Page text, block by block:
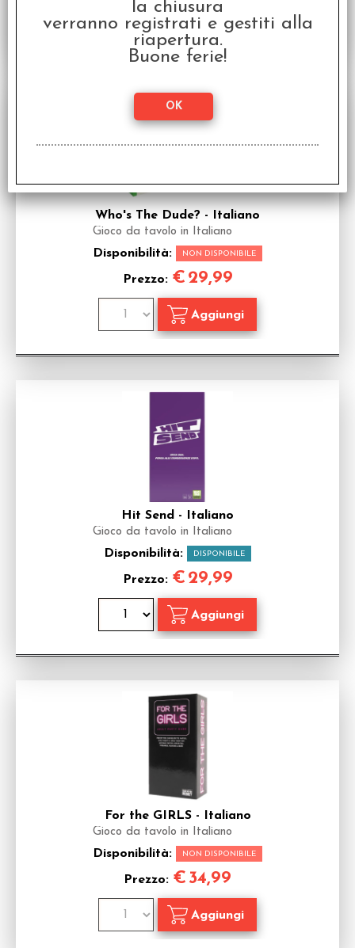
Who's The Dude? - Italiano
Gioco da tavolo in Italiano
Disponibilità: NON DISPONIBILE
Prezzo: € 29,99
Hit Send - Italiano
Gioco da tavolo in Italiano
Disponibilità: DISPONIBILE
Prezzo: € 29,99
For the GIRLS - Italiano
Gioco da tavolo in Italiano
Disponibilità: NON DISPONIBILE
Prezzo: € 34,99
la chiusura
verranno registrati e gestiti alla
riapertura.
Buone ferie!